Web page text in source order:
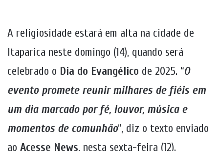
A religiosidade estará em alta na cidade de
Itaparica neste domingo (14), quando será
celebrado o Dia do Evangélico de 2025. “O
evento promete reunir milhares de fiéis em
um dia marcado por fé, louvor, música e
momentos de comunhão“, diz o texto enviado
ao Acesse News, nesta sexta-feira (12).